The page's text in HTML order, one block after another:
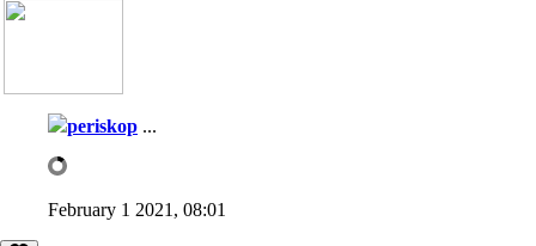
periskop ...
February 1 2021, 08:01